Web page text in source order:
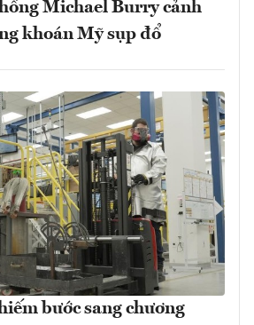
Michael Burry cảnh
khoán Mỹ sụp đổ
bước sang chương